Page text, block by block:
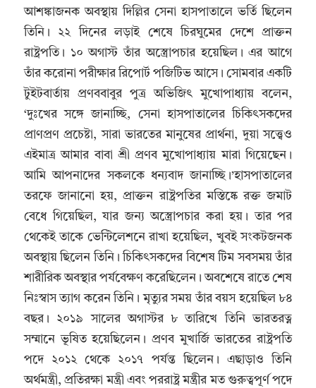
আশঙ্কাজনক অবস্থায় দিল্লির সেনা হাসপাতালে ভর্তি ছিলেন
তিনি। ২২ দিনের লড়াই শেষে চিরঘুমের দেশে প্রাক্তন
রাষ্ট্রপতি। ১০ অগাস্ট তাঁর অস্ত্রোপচার হয়েছিল। এর আগে
তাঁর করোনা পরীক্ষার রিপোর্ট পজিটিভ আসে। সোমবার একটি
টুইটবার্তায় প্রণববাবুর পুত্র অভিজিৎ মুখোপাধ্যায় বলেন,
‘দুঃখের সঙ্গে জানাচ্ছি, সেনা হাসপাতালের চিকিৎসকদের
প্রাণপ্রণ প্রচেষ্টা, সারা ভারতের মানুষের প্রার্থনা, দুয়া সত্ত্বেও
এইমাত্র আমার বাবা শ্রী প্রণব মুখোপাধ্যায় মারা গিয়েছেন।
আমি আপনাদের সকলকে ধন্যবাদ জানাচ্ছি।’হাসপাতালের
তরফে জানানো হয়, প্রাক্তন রাষ্ট্রপতির মস্তিষ্কে রক্ত জমাট
বেধে গিয়েছিল, যার জন্য অস্ত্রোপচার করা হয়। তার পর
থেকেই তাকে ভেন্টিলেশনে রাখা হয়েছিল, খুবই সংকটজনক
অবস্থায় ছিলেন তিনি। চিকিৎসকদের বিশেষ টিম সবসময় তাঁর
শারীরিক অবস্থার পর্যবেক্ষণ করেছিলেন। অবশেষে রাতে শেষ
নিঃস্বাস ত্যাগ করেন তিনি। মৃত্যুর সময় তাঁর বয়স হয়েছিল ৮৪
বছর। ২০১৯ সালের অগাস্টর ৮ তারিখে তিনি ভারতরত্ন
সম্মানে ভূষিত হয়েছিলেন। প্রণব মুখার্জি ভারতের রাষ্ট্রপতি
পদে ২০১২ থেকে ২০১৭ পর্যন্ত ছিলেন। এছাড়াও তিনি
অর্থমন্ত্রী, প্রতিরক্ষা মন্ত্রী এবং পররাষ্ট্র মন্ত্রীর মত গুরুত্বপূর্ণ পদে